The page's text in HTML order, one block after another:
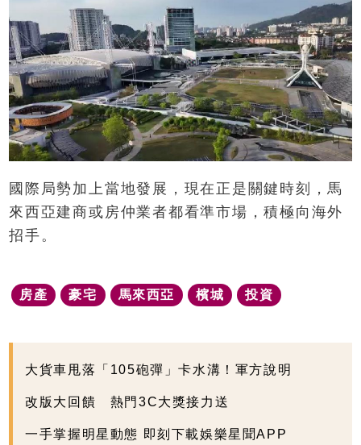
國際局勢加上當地發展，現在正是關鍵時刻，馬
來西亞建商或房仲業者都看準市場，積極向海外
招手。
房產 豪宅 馬來西亞 檳城 投資
大貨車甩落「105砲彈」卡水溝！軍方說明
改版大回饋 熱門3C大獎接力送
一手掌握明星動態 即刻下載娛樂星聞APP